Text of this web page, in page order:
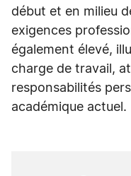
début et en milieu
exigences
également élevé,
charge de travail,
responsabilités
académique actuel.